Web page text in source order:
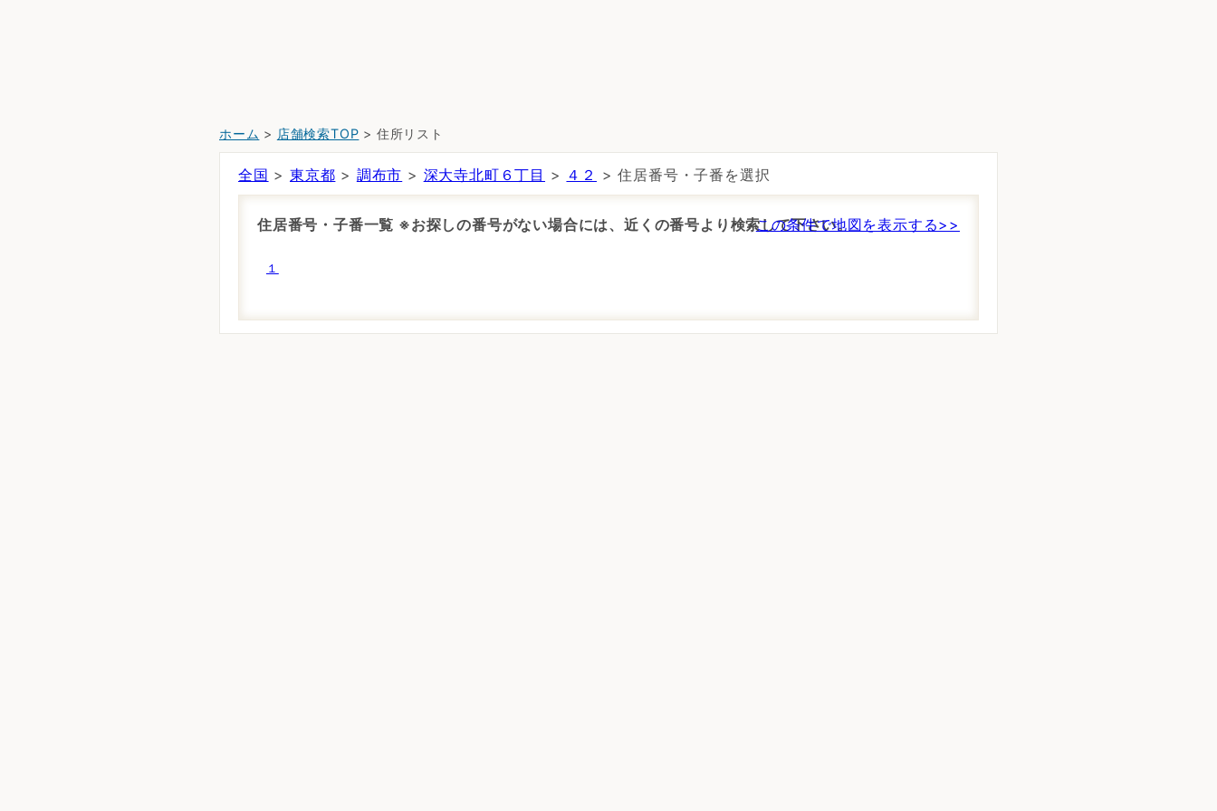
ホーム > 店舗検索TOP > 住所リスト
全国 >東京都 > 調布市 > 深大寺北町６丁目 > ４２ > 住居番号・子番を選択
住居番号・子番一覧 ※お探しの番号がない場合には、近くの番号より検索して下さい。この条件で地図を表示する>>
１